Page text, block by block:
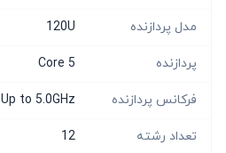
مدل پردازنده 120U
پردازنده Core 5
فرکانس پردازنده Up to 5.0GHz
تعداد رشته 12